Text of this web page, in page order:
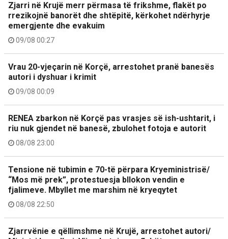
Zjarri në Krujë merr përmasa të frikshme, flakët po
rrezikojnë banorët dhe shtëpitë, kërkohet ndërhyrje
emergjente dhe evakuim
09/08 00:27
Vrau 20-vjeçarin në Korçë, arrestohet pranë banesës
autori i dyshuar i krimit
09/08 00:09
RENEA zbarkon në Korçë pas vrasjes së ish-ushtarit, i
riu nuk gjendet në banesë, zbulohet fotoja e autorit
08/08 23:00
Tensione në tubimin e 70-të përpara Kryeministrisë/
“Mos më prek”, protestuesja bllokon vendin e
fjalimeve. Mbyllet me marshim në kryeqytet
08/08 22:50
Zjarrvënie e qëllimshme në Krujë, arrestohet autori/